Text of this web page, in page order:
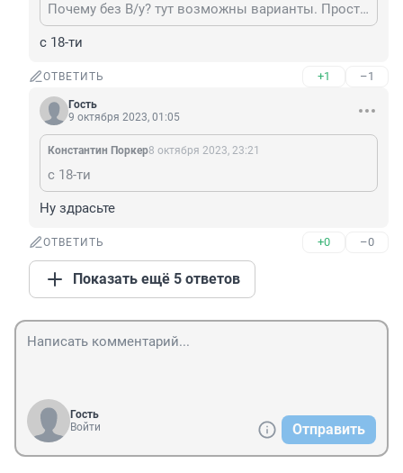
Почему без В/у? тут возможны варианты. Просто в/у категории А, учатся/получают права в 16 лет.
с 18-ти
ОТВЕТИТЬ +1 –1
Гость
9 октября 2023, 01:05
Константин Поркер8 октября 2023, 23:21
с 18-ти
Ну здрасьте
ОТВЕТИТЬ +0 –0
Показать ещё 5 ответов
Гость
Войти
Отправить